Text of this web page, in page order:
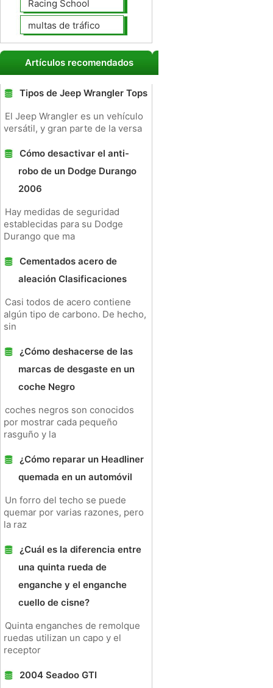
Racing School
multas de tráfico
Artículos recomendados
Tipos de Jeep Wrangler Tops
El Jeep Wrangler es un vehículo
versátil, y gran parte de la versa
Cómo desactivar el anti-
robo de un Dodge Durango
2006
Hay medidas de seguridad
establecidas para su Dodge
Durango que ma
Cementados acero de
aleación Clasificaciones
Casi todos de acero contiene
algún tipo de carbono. De hecho,
sin
¿Cómo deshacerse de las
marcas de desgaste en un
coche Negro
coches negros son conocidos
por mostrar cada pequeño
rasguño y la
¿Cómo reparar un Headliner
quemada en un automóvil
Un forro del techo se puede
quemar por varias razones, pero
la raz
¿Cuál es la diferencia entre
una quinta rueda de
enganche y el enganche
cuello de cisne?
Quinta enganches de remolque
ruedas utilizan un capo y el
receptor
2004 Seadoo GTI